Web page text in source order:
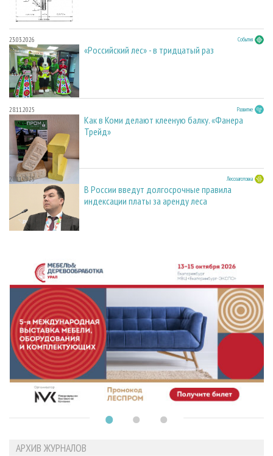
23.03.2026 События
«Российский лес» - в тридцатый раз
28.11.2025 Развитие
Как в Коми делают клееную балку. «Фанера
Трейд»
28.11.2025 Лесозаготовка
В России введут долгосрочные правила
индексации платы за аренду леса
АРХИВ ЖУРНАЛОВ